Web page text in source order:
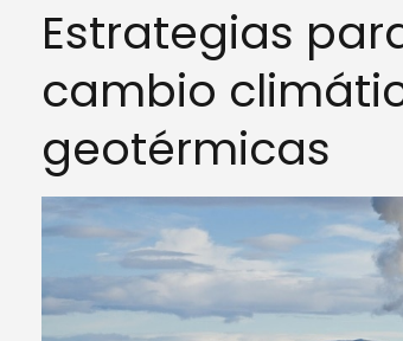
Estrategias
cambio
geotérmicas